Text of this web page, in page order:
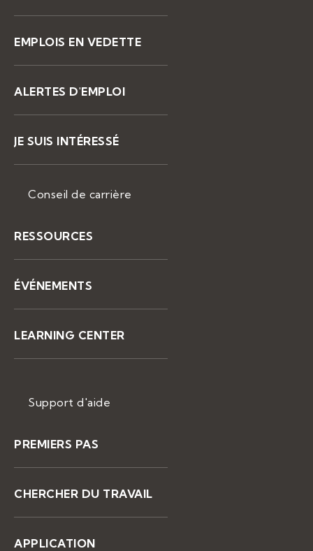
EMPLOIS EN VEDETTE
ALERTES D'EMPLOI
JE SUIS INTÉRESSÉ
Conseil de carrière
RESSOURCES
ÉVÉNEMENTS
LEARNING CENTER
Support d'aide
PREMIERS PAS
CHERCHER DU TRAVAIL
APPLICATION